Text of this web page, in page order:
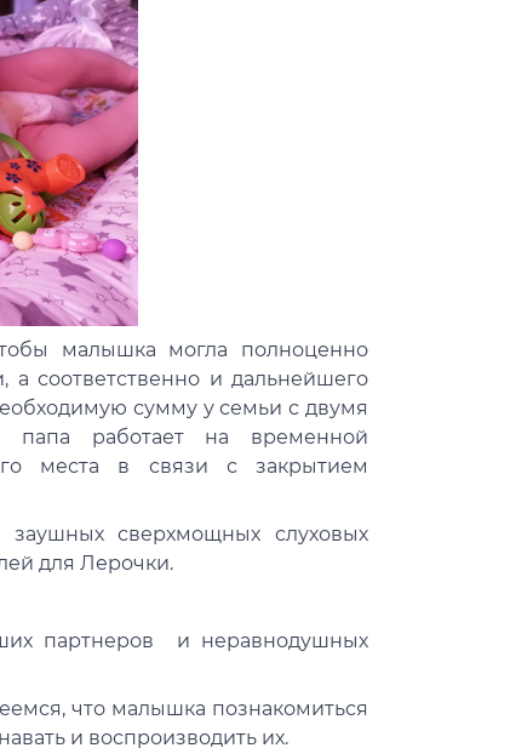
малышка могла полноценно
соответственно и дальнейшего
сумму у семьи с двумя
работает на временной
места в связи с закрытием
сверхмощных слуховых
для Лерочки.
партнеров и неравнодушных
что малышка познакомиться
и воспроизводить их.